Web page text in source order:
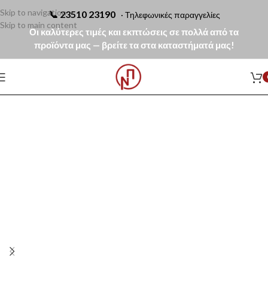
📞23510 23190 · Τηλεφωνικές παραγγελίες
Οι καλύτερες τιμές και εκπτώσεις σε πολλά από τα
προϊόντα μας — βρείτε τα στα καταστήματά μας!
Skip to navigation
Skip to main content